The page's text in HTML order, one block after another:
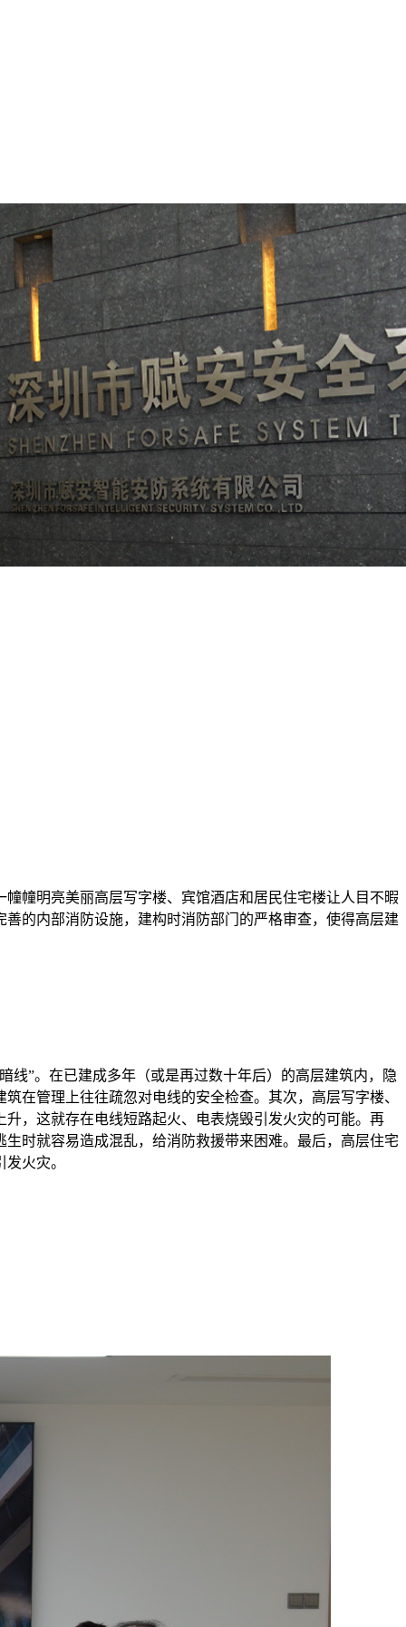
幢明亮美丽高层写字楼、宾馆酒店和居民住宅楼让人目不暇
的内部消防设施，建构时消防部门的严格审查，使得高层建
”。在已建成多年（或是再过数十年后）的高层建筑内，隐
在管理上往往疏忽对电线的安全检查。其次，高层写字楼、
，这就存在电线短路起火、电表烧毁引发火灾的可能。再
时就容易造成混乱，给消防救援带来困难。最后，高层住宅
火灾。